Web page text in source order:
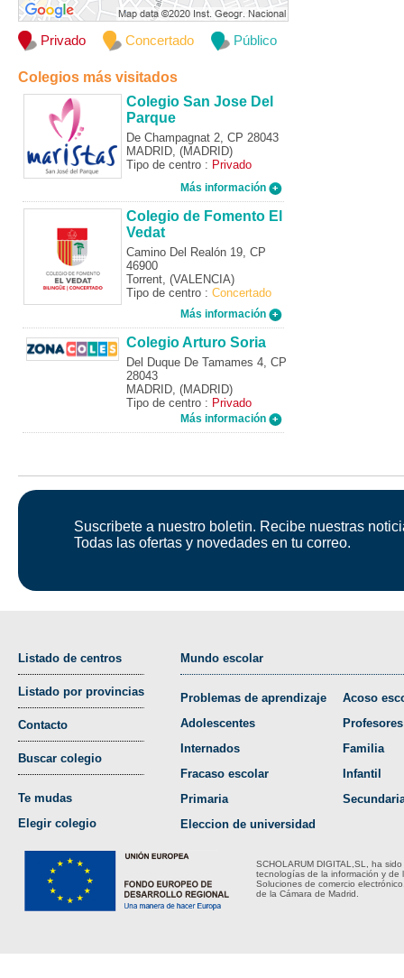
Privado Concertado Público
Colegios más visitados
Colegio San Jose Del
Parque
De Champagnat 2, CP 28043
MADRID, (MADRID)
Tipo de centro : Privado
Más información
Colegio de Fomento El
Vedat
Camino Del Realón 19, CP
46900
Torrent, (VALENCIA)
Tipo de centro : Concertado
Más información
Colegio Arturo Soria
Del Duque De Tamames 4, CP
28043
MADRID, (MADRID)
Tipo de centro : Privado
Más información
Suscribete a nuestro boletin. Recibe nuestras
Todas las ofertas y novedades en tu correo.
Listado de centros
Listado por provincias
Contacto
Buscar colegio
Te mudas
Elegir colegio
Mundo escolar
Problemas de aprendizaje
Adolescentes
Internados
Fracaso escolar
Primaria
Eleccion de universidad
Acoso
Profesores
Familia
Infantil
SCHOLARUM DIGITAL,SL, ha
tecnologías de la información y de
Soluciones de comercio
de la Cámara de Madrid.